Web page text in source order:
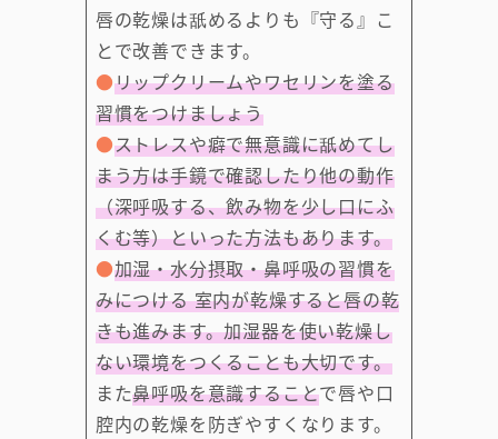
唇の乾燥は舐めるよりも『守る』こ
とで改善できます。
●リップクリームやワセリンを塗る
習慣をつけましょう
●ストレスや癖で無意識に舐めてし
まう方は手鏡で確認したり他の動作
（深呼吸する、飲み物を少し口にふ
くむ等）といった方法もあります。
●加湿・水分摂取・鼻呼吸の習慣を
みにつける 室内が乾燥すると唇の乾
きも進みます。加湿器を使い乾燥し
ない環境をつくることも大切です。
また鼻呼吸を意識することで唇や口
腔内の乾燥を防ぎやすくなります。